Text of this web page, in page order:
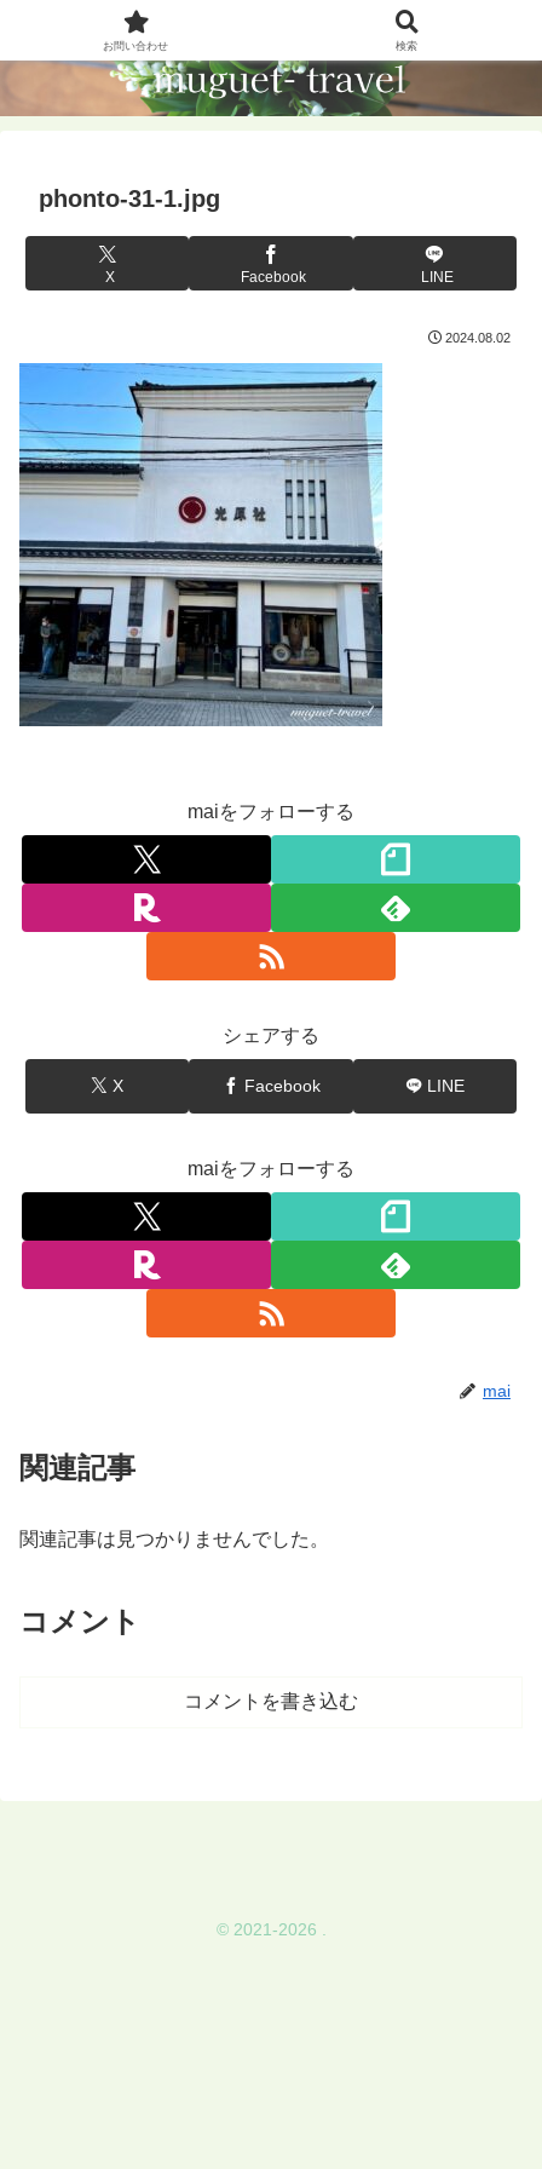
phonto-31-1.jpg
X Facebook LINE
2024.08.02
maiをフォローする
シェアする
X Facebook LINE
maiをフォローする
mai
関連記事
関連記事は見つかりませんでした。
コメント
コメントを書き込む
© 2021-2026 .
お問い合わせ 検索